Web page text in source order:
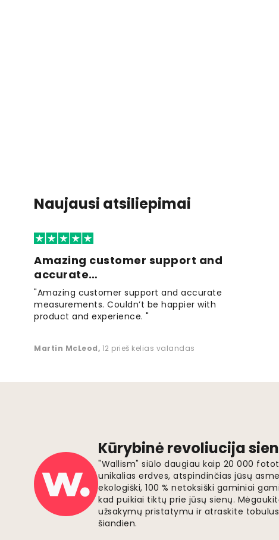
Naujausi atsiliepimai
Amazing customer support and
accurate…
"Amazing customer support and accurate
measurements. Couldn’t be happier with
product and experience. "
Martin McLeod, 12 prieš kelias valandas
Kūrybinė revoliucija
"Wallism" siūlo daugiau kaip 20 000
unikalias erdves, atspindinčias jūsų
ekologiški, 100 % netoksiški gaminiai
kad puikiai tiktų prie jūsų sienų.
užsakymų pristatymu ir atraskite
šiandien.